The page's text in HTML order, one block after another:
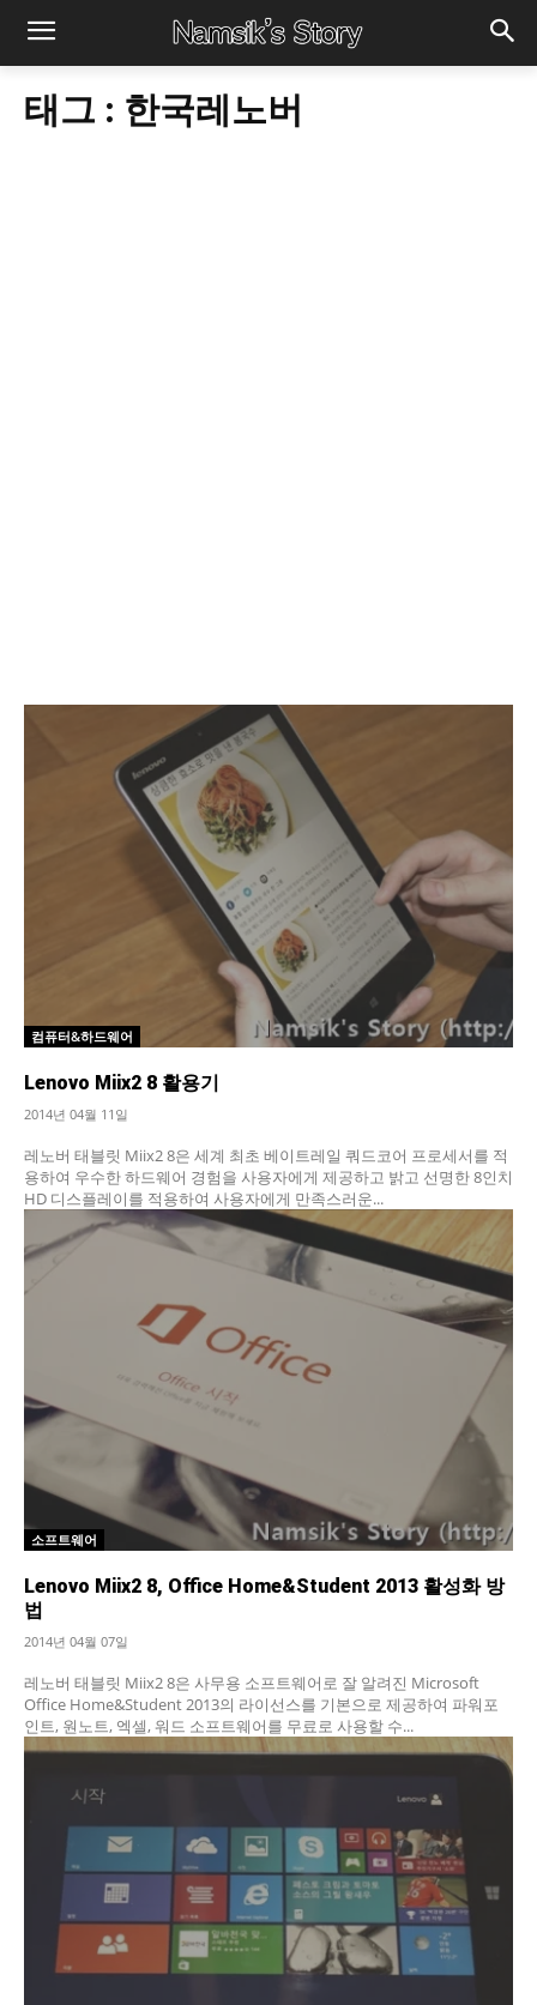
태그 : 한국레노버
컴퓨터&하드웨어
Lenovo Miix2 8 활용기
2014년 04월 11일
레노버 태블릿 Miix2 8은 세계 최초 베이트레일 쿼드코어 프로세서를 적
용하여 우수한 하드웨어 경험을 사용자에게 제공하고 밝고 선명한 8인치
HD 디스플레이를 적용하여 사용자에게 만족스러운...
소프트웨어
Lenovo Miix2 8, Office Home&Student 2013 활성화 방
법
2014년 04월 07일
레노버 태블릿 Miix2 8은 사무용 소프트웨어로 잘 알려진 Microsoft
Office Home&Student 2013의 라이선스를 기본으로 제공하여 파워포
인트, 원노트, 엑셀, 워드 소프트웨어를 무료로 사용할 수...